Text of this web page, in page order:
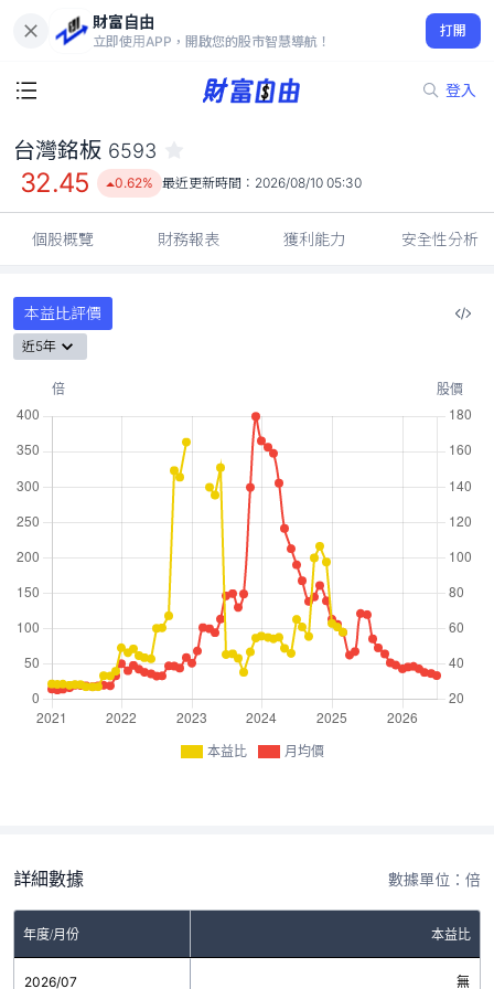
財富自由
立即使用APP，開啟您的股市智慧導航！
打開
登入
32.45
0.62%
台灣銘板 6593
32.45 0.62% 最近更新時間： 2026/08/10 05:30
個股概覽 財務報表 獲利能力 安全性分析
本益比評價
近5年
本益比 月均價
詳細數據 數據單位：倍
年度/月份 本益比
2026/07 無